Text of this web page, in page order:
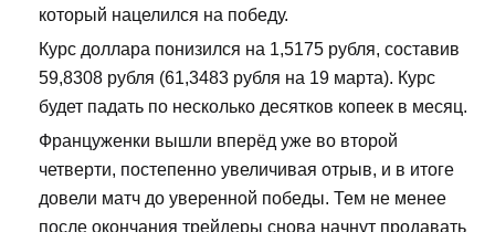
который нацелился на победу.
Курс доллара понизился на 1,5175 рубля, составив
59,8308 рубля (61,3483 рубля на 19 марта). Курс
будет падать по несколько десятков копеек в месяц.
Француженки вышли вперёд уже во второй
четверти, постепенно увеличивая отрыв, и в итоге
довели матч до уверенной победы. Тем не менее
после окончания трейдеры снова начнут продавать